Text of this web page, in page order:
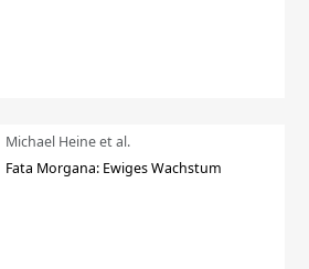
Michael Heine et al.
Fata Morgana: Ewiges Wachstum